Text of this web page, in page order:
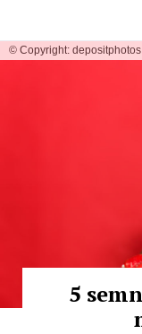
© Copyright: depositphotos
5